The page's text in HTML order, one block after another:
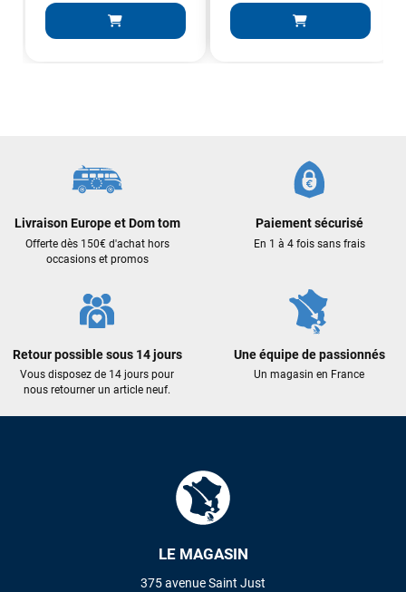
Livraison Europe et Dom tom
Offerte dès 150€ d'achat hors
occasions et promos
Paiement sécurisé
En 1 à 4 fois sans frais
Retour possible sous 14 jours
Vous disposez de 14 jours pour
nous retourner un article neuf.
Une équipe de passionnés
Un magasin en France
LE MAGASIN
375 avenue Saint Just
Sébastien BACHELIER
il y a un mois
Maronui RICHMOND
il y a 3 mois
J'ai acheté une voile d'occasion depuis Tahiti. Super service.
L'envoi a été rapide. La voile est arrivée en super état.
Mauruuru roa.
LAISSER UN AVIS